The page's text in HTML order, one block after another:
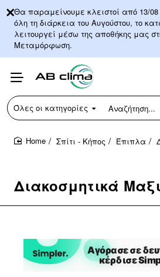
Θα παραμείνουμε κλειστοί από 13/
όλη τη διάρκεια του Αυγούστου, το
λειτουργεί μέσω της αποθήκης μας
Μεταμόρφωση.
Όλες οι κατηγορίες
Αναζήτηση...
Διακοσμητικά
Σπίτι - Κήπος Έπιπλα